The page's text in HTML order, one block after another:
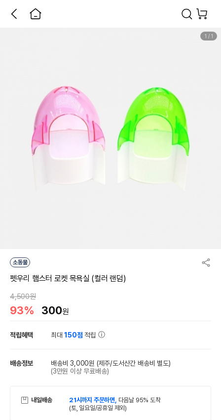
1 / 1
소동물
펫우리 햄스터 로켓 목욕실 (컬러 랜덤)
4,500원
93% 300원
적립혜택 최대150점 적립
배송정보 배송비 3,000원 (제주/도서산간 배송비 별도)
(3만원 이상 무료배송)
내일배송 21시까지 주문하면, 다음날 95% 도착
(토, 일요일/공휴일 제외)